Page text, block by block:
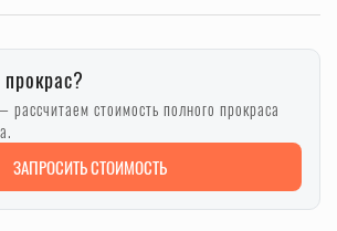
рассчитаем стоимость полного прокраса
ЗАПРОСИТЬ СТОИМОСТЬ